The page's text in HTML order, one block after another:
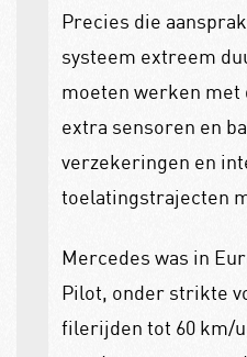
Precies die
systeem extreem
moeten werken met
extra sensoren en
verzekeringen en
toelatingstrajecten
Mercedes was in
Pilot, onder strikte
filerijden tot 60 km/